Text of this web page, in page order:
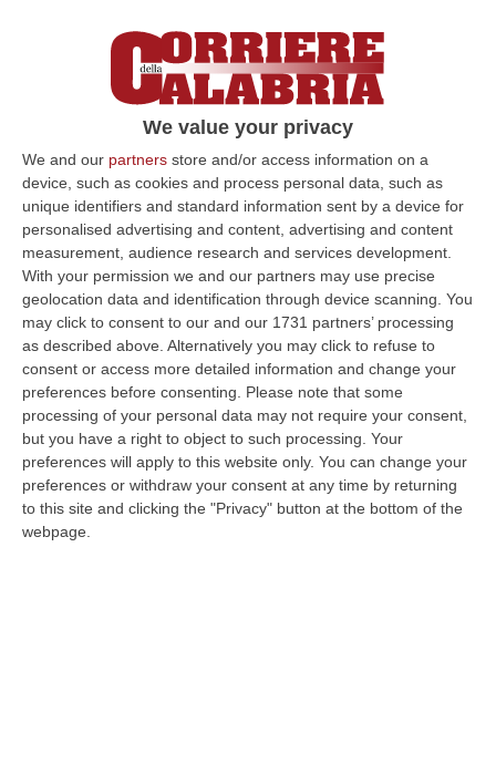
We value your privacy
We and our partners store and/or access information on a
device, such as cookies and process personal data, such as
unique identifiers and standard information sent by a device for
personalised advertising and content, advertising and content
measurement, audience research and services development.
With your permission we and our partners may use precise
geolocation data and identification through device scanning. You
may click to consent to our and our 1731 partners’ processing
as described above. Alternatively you may click to refuse to
consent or access more detailed information and change your
preferences before consenting.
Please note that some
processing of your personal data may not require your consent,
but you have a right to object to such processing. Your
preferences will apply to this website only. You can change your
preferences or withdraw your consent at any time by returning
to this site and clicking the "Privacy" button at the bottom of the
webpage.
Clicca e segui “Corriere della Calabria” su Google News
COSENZA Boom di richieste per ottenere
l’agevolazione al bonus 110%. Ieri, l’ultimo
giorno utile per presentazione dellaCila, la
comunicazione di inizio lavori che consente
l’accesso della detrazione. I siti internet dei
Comuni sono stati letteralmente inondati di
richieste e pec, molti portali sono ancora in
tilt. Alla faccia della digitalizzazione. Altro
che web 2.0, le piattaforme online di alcune